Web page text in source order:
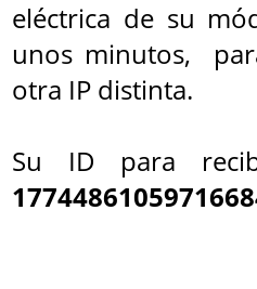
eléctrica de su
unos minutos,
otra IP distinta.
Su ID para